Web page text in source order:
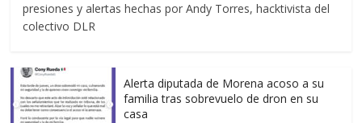
presiones y alertas hechas por Andy Torres, hacktivista del
colectivo DLR
Alerta diputada de Morena acoso a su
familia tras sobrevuelo de dron en su
casa